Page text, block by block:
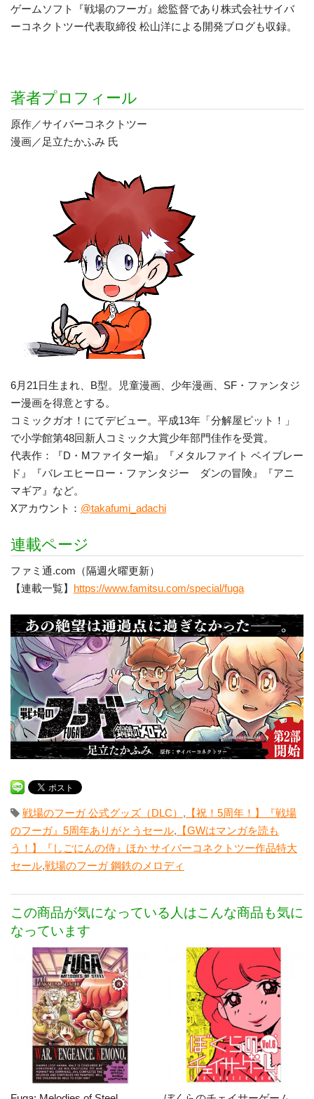
ゲームソフト『戦場のフーガ』総監督であり株式会社サイバ
ーコネクトツー代表取締役 松山洋による開発ブログも収録。
著者プロフィール
原作／サイバーコネクトツー
漫画／足立たかふみ 氏
6月21日生まれ、B型。児童漫画、少年漫画、SF・ファンタジ
ー漫画を得意とする。
コミックガオ！にてデビュー。平成13年「分解屋ピット！」
で小学館第48回新人コミック大賞少年部門佳作を受賞。
代表作：『D・Mファイター焔』『メタルファイト ベイブレー
ド』『バレエヒーロー・ファンタジー ダンの冒険』『アニ
マギア』など。
Xアカウント： @takafumi_adachi
連載ページ
ファミ通.com（隔週火曜更新）
【連載一覧】 https://www.famitsu.com/special/fuga
戦場のフーガ 公式グッズ（DLC） , 【祝！5周年！】『戦場
のフーガ』5周年ありがとうセール, 【GWはマンガを読も
う！】『しごにんの侍』ほか サイバーコネクトツー作品特大
セール,戦場のフーガ 鋼鉄のメロディ
この商品が気になっている人はこんな商品も気に
なっています